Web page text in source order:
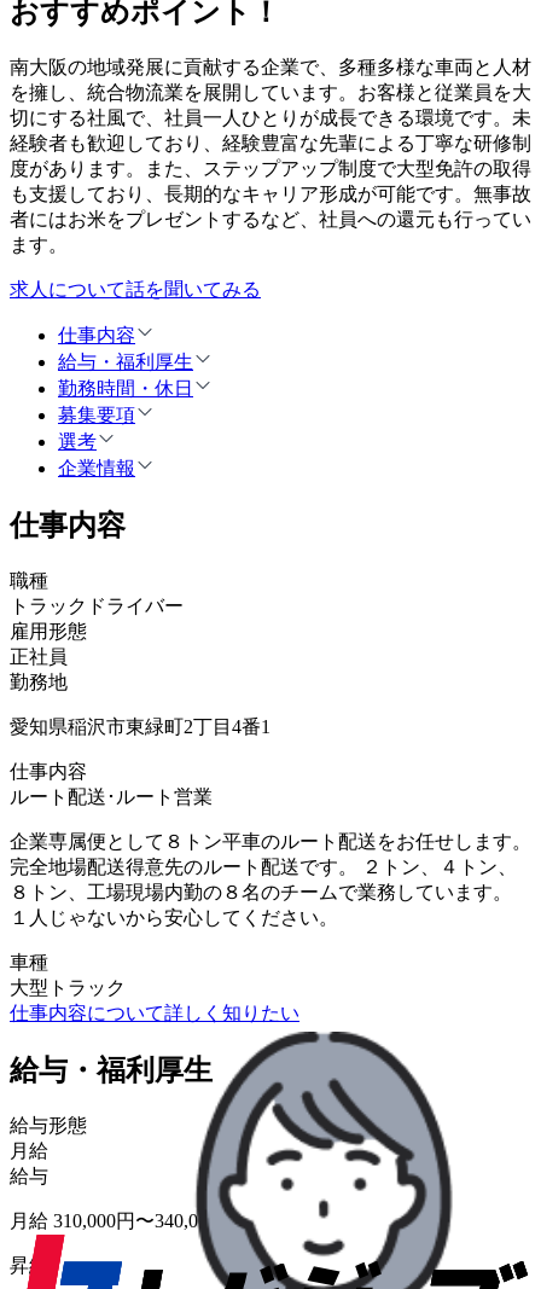
おすすめポイント！
南大阪の地域発展に貢献する企業で、多種多様な車両と人材
を擁し、統合物流業を展開しています。お客様と従業員を大
切にする社風で、社員一人ひとりが成長できる環境です。未
経験者も歓迎しており、経験豊富な先輩による丁寧な研修制
度があります。また、ステップアップ制度で大型免許の取得
も支援しており、長期的なキャリア形成が可能です。無事故
者にはお米をプレゼントするなど、社員への還元も行ってい
ます。
求人について話を聞いてみる
仕事内容
給与・福利厚生
勤務時間・休日
募集要項
選考
企業情報
仕事内容
職種
トラックドライバー
雇用形態
正社員
勤務地
愛知県稲沢市東緑町2丁目4番1
仕事内容
ルート配送･ルート営業
企業専属便として８トン平車のルート配送をお任せします。
完全地場配送得意先のルート配送です。 ２トン、４トン、
８トン、工場現場内勤の８名のチームで業務しています。
１人じゃないから安心してください。
車種
大型トラック
仕事内容について詳しく知りたい
給与・福利厚生
給与形態
月給
給与
月給 310,000円〜340,000円
昇給